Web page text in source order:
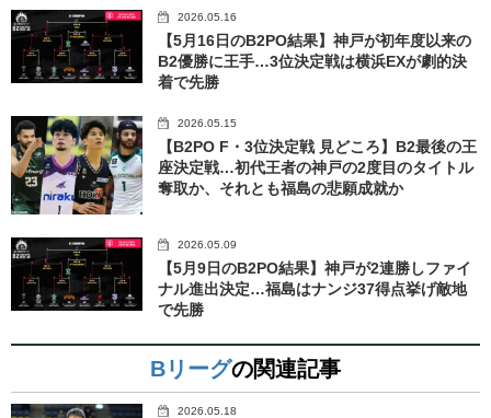
2026.05.16
【5月16日のB2PO結果】神戸が初年度以来の
B2優勝に王手…3位決定戦は横浜EXが劇的決
着で先勝
2026.05.15
【B2PO F・3位決定戦 見どころ】B2最後の王
座決定戦…初代王者の神戸の2度目のタイトル
奪取か、それとも福島の悲願成就か
2026.05.09
【5月9日のB2PO結果】神戸が2連勝しファイ
ナル進出決定…福島はナンジ37得点挙げ敵地
で先勝
Bリーグの関連記事
2026.05.18